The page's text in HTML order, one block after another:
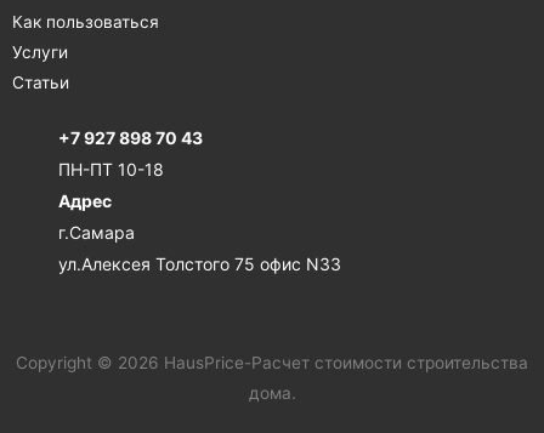
Как пользоваться
Услуги
Статьи
+7 927 898 70 43
ПН-ПТ 10-18
Адрес
г.Самара
ул.Алексея Толстого 75 офис N33
Copyright © 2026 HausPrice-Расчет стоимости строительства
дома.